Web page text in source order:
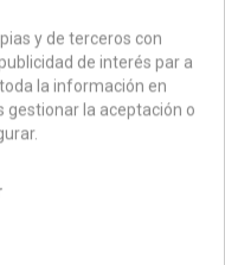
reconocidas y seguras
de 199€.
y de terceros con
de interés par a
la información en
gestionar la aceptación o